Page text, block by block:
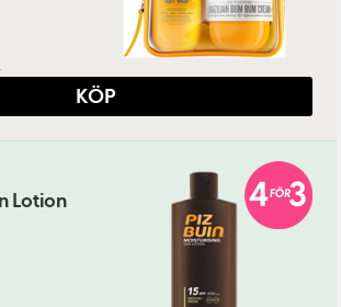
KÖP
Lotion